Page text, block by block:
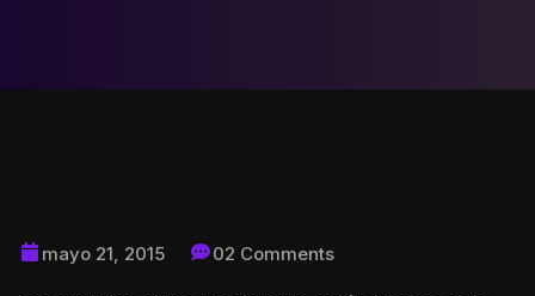
mayo 21, 2015 02 Comments